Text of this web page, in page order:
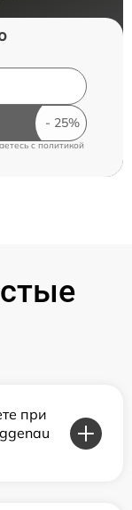
c политикой
при